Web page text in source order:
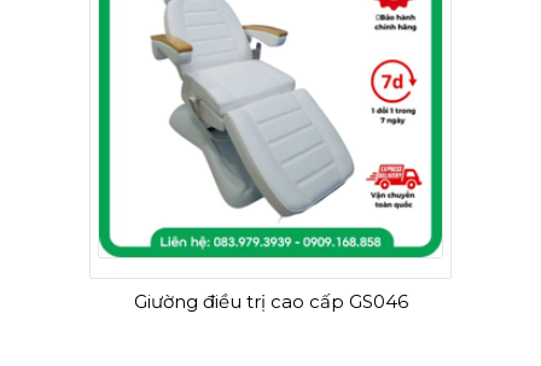
Giường điều trị cao cấp GS046